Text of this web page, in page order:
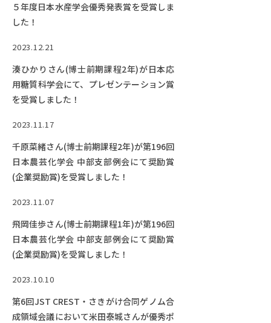
５年度日本水産学会優秀発表賞を受賞しま
した！
2023.12.21
湊ひかりさん(博士前期課程2年)が日本応
用糖質科学会にて、プレゼンテーション賞
を受賞しました！
2023.11.17
千原菜緒さん(博士前期課程2年)が第196回
日本農芸化学会 中部支部例会にて奨励賞
(企業奨励賞)を受賞しました！
2023.11.07
飛岡佳歩さん(博士前期課程1年)が第196回
日本農芸化学会 中部支部例会にて奨励賞
(企業奨励賞)を受賞しました！
2023.10.10
第6回JST CREST・さきがけ合同ゲノム合
成領域会議において米田泰城さんが優秀ポ